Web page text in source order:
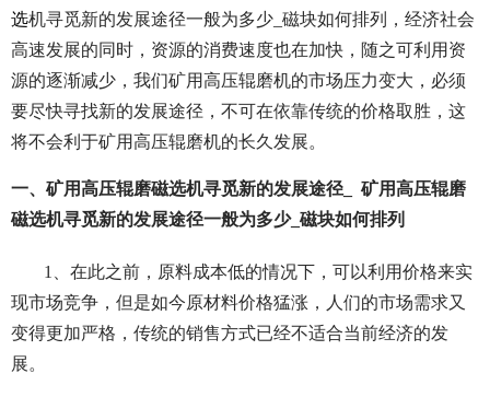
选机寻觅新的发展途径一般为多少_磁块如何排列，经济社会
高速发展的同时，资源的消费速度也在加快，随之可利用资
源的逐渐减少，我们矿用高压辊磨机的市场压力变大，必须
要尽快寻找新的发展途径，不可在依靠传统的价格取胜，这
将不会利于矿用高压辊磨机的长久发展。
一、矿用高压辊磨磁选机寻觅新的发展途径_ 矿用高压辊磨
磁选机寻觅新的发展途径一般为多少_磁块如何排列
1、在此之前，原料成本低的情况下，可以利用价格来实
现市场竞争，但是如今原材料价格猛涨，人们的市场需求又
变得更加严格，传统的销售方式已经不适合当前经济的发
展。